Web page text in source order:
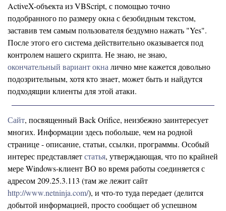
ActiveX-объекта из VBScript, с помощью точно
подобранного по размеру окна с безобидным текстом,
заставив тем самым пользователя бездумно нажать "Yes".
После этого его система действительно оказывается под
контролем нашего скрипта. Не знаю, не знаю,
окончательный вариант окналично мне кажется довольно
подозрительным, хотя кто знает, может быть и найдутся
подходящии клиенты для этой атаки.
Сайт, посвященный Back Orifice, неизбежно заинтересует
многих. Информации здесь побольше, чем на родной
странице - описание, статьи, ссылки, программы. Особый
интерес представляетстатья, утверждающая, что по крайней
мере Windows-клиент BO во время работы соединяется с
адресом 209.25.3.113 (там же лежит сайт
http://www.netninja.com/), и что-то туда передает (делится
добытой информацией, просто сообщает об успешном